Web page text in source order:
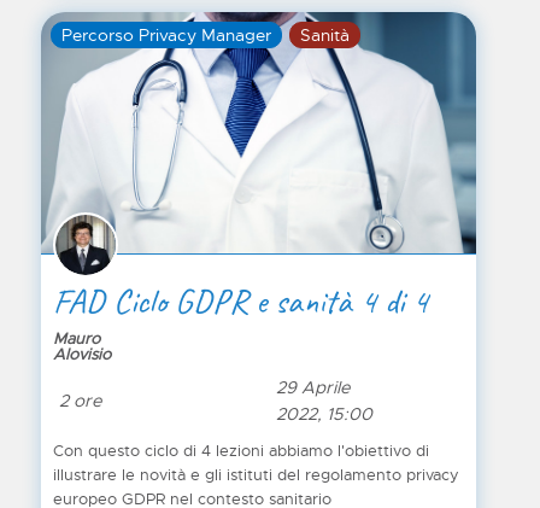
una segnalazione anonima, affinché questa venga
considerata tale? Quali sono le tutele nei confronti dei
segnalanti, quali gli obblighi per le aziende italiane?
Percorso Privacy Manager Sanità
FAD Ciclo GDPR e sanità 4 di 4
Mauro
Alovisio
2 ore
29 Aprile
2022, 15:00
Con questo ciclo di 4 lezioni abbiamo l'obiettivo di
illustrare le novità e gli istituti del regolamento privacy
europeo GDPR nel contesto sanitario